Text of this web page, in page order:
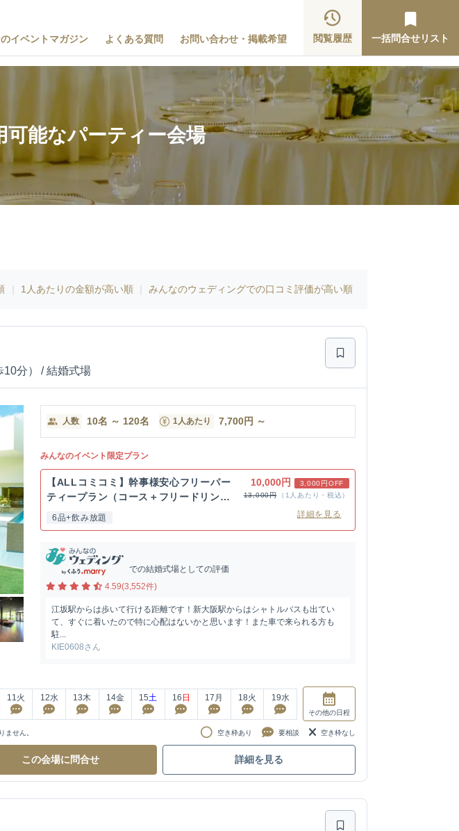
イベントマガジン よくある質問 お問い合わせ・掲載希望 閲覧履歴 一括問合せリスト
可能なパーティー会場
1人あたりの金額が高い順 みんなのウェディングでの口コミ評価が高い順
分） / 結婚式場
人数 10名 ～ 120名 1人あたり 7,700円 ～
みんなのイベント限定プラン
【ALLコミコミ】幹事様安心フリーパー
ティープラン（コース＋フリードリン
ク）...
6品+飲み放題
10,000円
3,000円OFF
13,000円
（1人あたり・税込）
詳細を見る
での結婚式場としての評価
4.59(3,552件)
江坂駅からは歩いて行ける距離です！新大阪駅からはシャトルバスも出てい
て、すぐに着いたので特に心配はないかと思います！また車で来られる方も
駐...
KIE0608さん
11火 12水 13木 14金 15土 16 日 17 月 18火 19水
その他の日程
ません。 空き枠あり 要相談 空き枠なし
この会場に問合せ 詳細を見る